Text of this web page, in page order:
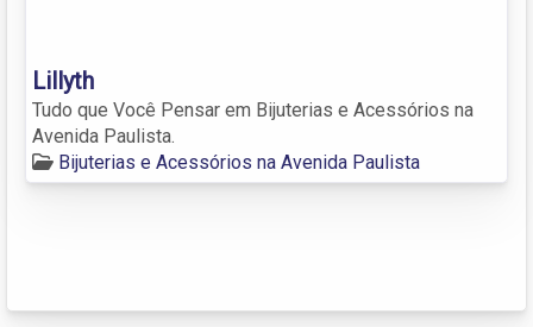
Lillyth
Tudo que Você Pensar em Bijuterias e Acessórios na
Avenida Paulista.
Bijuterias e Acessórios na Avenida Paulista